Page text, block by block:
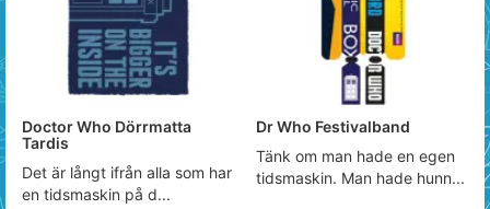
Doctor Who Dörrmatta
Tardis
Det är långt ifrån alla som har
en tidsmaskin på d...
Dr Who Festivalband
Tänk om man hade en egen
tidsmaskin. Man hade hunn...